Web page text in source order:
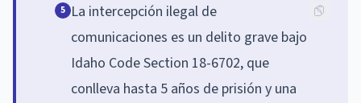
5 La intercepción ilegal de
comunicaciones es un delito grave bajo
Idaho Code Section 18-6702, que
conlleva hasta 5 años de prisión y una